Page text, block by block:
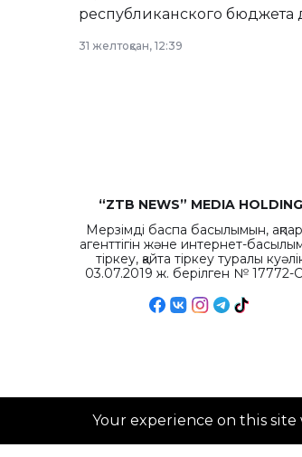
республиканского бюджета
31 желтоқсан, 12:39
“ZTB NEWS” MEDIA HOLDING
Мерзімді баспа басылымын,
агенттігін және интернет-
тіркеу, қайта тіркеу туралы
03.07.2019 ж. берілген № 17772-
Your experience on this